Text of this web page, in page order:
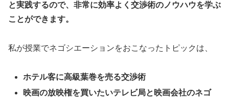
と実践するので、非常に効率よく交渉術のノウハウを学ぶ
ことができます。
私が授業でネゴシエーションをおこなったトピックは、
ホテル客に高級葉巻を売る交渉術
映画の放映権を買いたいテレビ局と映画会社のネゴ